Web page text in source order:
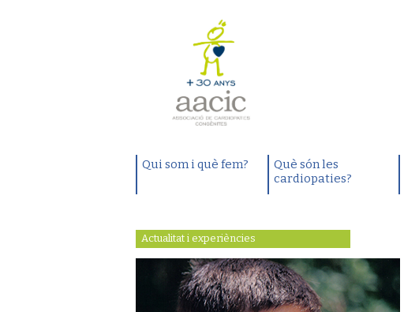
Qui som i què fem?
Què són les
cardiopaties?
Actualitat i experiències